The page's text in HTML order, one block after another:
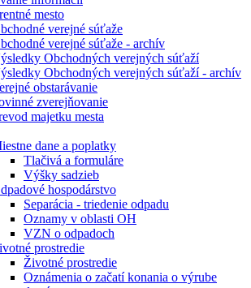
mesto
verejné súťaže
verejné súťaže - archív
Obchodných verejných súťaží
Obchodných verejných súťaží - archív
obstarávanie
zverejňovanie
majetku mesta
dane a poplatky
Tlačivá a formuláre
Výšky sadzieb
hospodárstvo
Separácia - triedenie odpadu
Oznamy v oblasti OH
VZN o odpadoch
prostredie
Životné prostredie
Oznámenia o začatí konania o výrube